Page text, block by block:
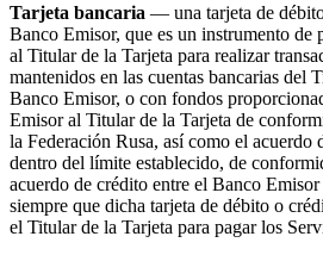
Tarjeta bancaria — una tarjeta de
Banco Emisor, que es un instrumento de
al Titular de la Tarjeta para realizar
mantenidos en las cuentas bancarias del
Banco Emisor, o con fondos
Emisor al Titular de la Tarjeta de
la Federación Rusa, así como el acuerdo
dentro del límite establecido, de
acuerdo de crédito entre el Banco
siempre que dicha tarjeta de débito o
el Titular de la Tarjeta para pagar los